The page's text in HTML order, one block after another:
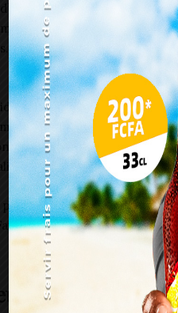
membres de
universitaires,
et partenaires
Faure Gnassingbé, du
Francia Elena
Africaine, de la
donnait à ce congrès une
périphérique… elle est
Gnassingbé, donnant
du flambeau